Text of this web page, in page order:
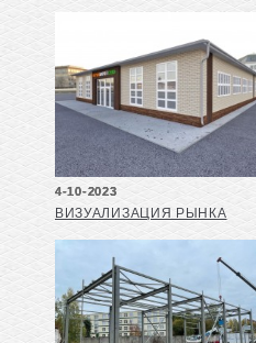
4-10-2023
ВИЗУАЛИЗАЦИЯ РЫНКА